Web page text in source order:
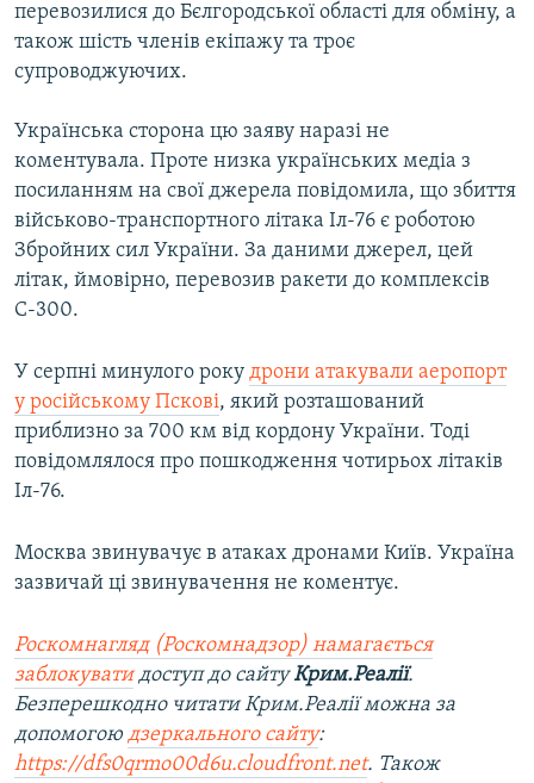
перевозилися до Бєлгородської області для обміну, а
також шість членів екіпажу та троє
супроводжуючих.
Українська сторона цю заяву наразі не
коментувала. Проте низка українських медіа з
посиланням на свої джерела повідомила, що збиття
військово-транспортного літака Іл-76 є роботою
Збройних сил України. За даними джерел, цей
літак, ймовірно, перевозив ракети до комплексів
С-300.
У серпні минулого року дрони атакували аеропорт
у російському Пскові, який розташований
приблизно за 700 км від кордону України. Тоді
повідомлялося про пошкодження чотирьох літаків
Іл-76.
Москва звинувачує в атаках дронами Київ. Україна
зазвичай ці звинувачення не коментує.
Роскомнагляд (Роскомнадзор) намагається
заблокуватидоступ до сайтуКрим.Реалії.
Безперешкодно читати Крим.Реалії можна за
допомогою дзеркального сайту:
https://dfs0qrmo00d6u.cloudfront.net. Також